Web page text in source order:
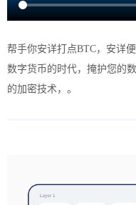
帮手你安详打点BTC，安详
数字货币的时代，掩护您的
的加密技术，。